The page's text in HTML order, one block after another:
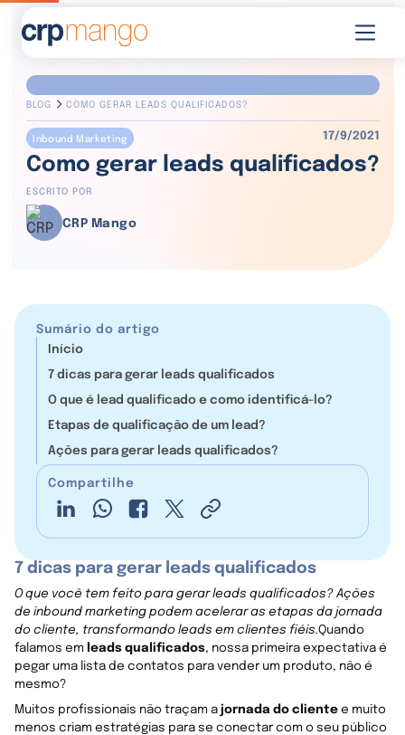
BLOG COMO GERAR LEADS QUALIFICADOS?
Inbound Marketing 17/9/2021
Como gerar leads qualificados?
ESCRITO POR
CRP Mango
Sumário do artigo
Início
7 dicas para gerar leads qualificados
O que é lead qualificado e como identificá-lo?
Etapas de qualificação de um lead?
Ações para gerar leads qualificados?
Compartilhe
7 dicas para gerar leads qualificados
O que você tem feito para gerar leads qualificados? Ações
de inbound marketing podem acelerar as etapas da jornada
do cliente, transformando leads em clientes fiéis.Quando
falamos em leads qualificados, nossa primeira expectativa é
pegar uma lista de contatos para vender um produto, não é
mesmo?
Muitos profissionais não traçam a jornada do cliente e muito
menos criam estratégias para se conectar com o seu público